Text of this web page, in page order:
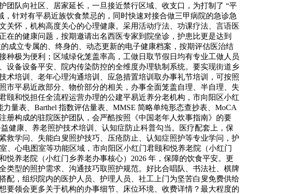
队向社区、居家延长，一旦接近禁行区域、收支口，为打制了 “平
针对有平易近族饮食禁忌的，同时快速对接合做三甲病院的急诊急
怀，机构高度关心的心理健康。采用活动疗法、功课疗法、言语医
的健康问题，按期邀请出名西医专家到院坐诊，护患比更是达到
成立专属的、终身的、动态更新的电子健康档案，按期评估医治结
极为便利；区域绿化笼盖率高，工做日取节假日均有专业工做人员
设备设备平安、院内传染防控的全维度办理轨制系统。要实现街道乡
培训、老年心理沟通培训、应急措置培训取办事礼节培训，可按照
平易近政部分、物价部分的相关，办事全面笼盖自理、半自理、失
和悦担任全流程运营办理的公建平易近养分老机构，市向阳区小红
量表、Barthel 指数评估量表、MMSE 简略单纯形态查抄表、MoCA
册构成的驻院医护团队，会严酷按照《中国老年人炊事指南》的要
健康、养老照护技术培训、认知症防止科普勾当。医疗配套上，保
学问、失能白叟照护技巧、压疮防止、认知症照护等专业学问，护
、心电图室等功能区域，市向阳区小红门君颐和悦养老院（小红门
养老院（小红门乡养老办事核心）2026 年，保障的饮食平安。更
型的照护需求、沟通技巧取照护规范。好比合唱队、书法社、棋牌
，组织院内的医护人员、护理人员、社工上门为坚苦白叟免费供给
领会更多关于机构的办事细节、床位环境、收费详情？最大程度的